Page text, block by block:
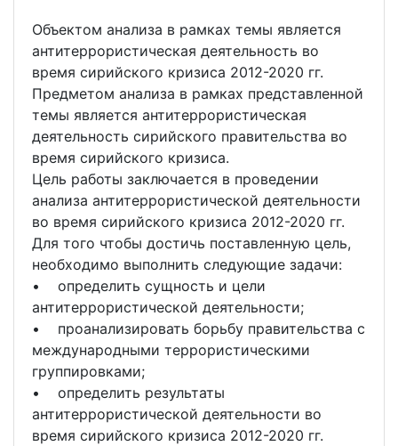
Объектом анализа в рамках темы является
антитеррористическая деятельность во
время сирийского кризиса 2012-2020 гг.
Предметом анализа в рамках представленной
темы является антитеррористическая
деятельность сирийского правительства во
время сирийского кризиса.
Цель работы заключается в проведении
анализа антитеррористической деятельности
во время сирийского кризиса 2012-2020 гг.
Для того чтобы достичь поставленную цель,
необходимо выполнить следующие задачи:
• определить сущность и цели
антитеррористической деятельности;
• проанализировать борьбу правительства с
международными террористическими
группировками;
• определить результаты
антитеррористической деятельности во
время сирийского кризиса 2012-2020 гг.